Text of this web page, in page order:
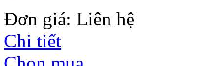
Đơn giá: Liên hệ
Chi tiết